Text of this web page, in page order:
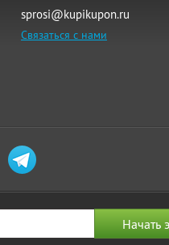
sprosi@kupikupon.ru
Связаться с нами